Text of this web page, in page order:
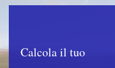
Calcola il tuo